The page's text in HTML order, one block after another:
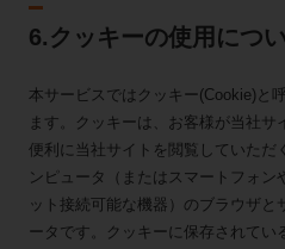
6.クッキーの使用につ
本サービスではクッキー(Cookie)と
ます。クッキーは、お客様が当社サ
便利に当社サイトを閲覧していただ
ンピュータ（またはスマートフォン
ット接続可能な機器）のブラウザ
ータです。クッキーに保存されてい